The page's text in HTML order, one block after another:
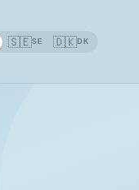
🇸🇪SE 🇩🇰DK